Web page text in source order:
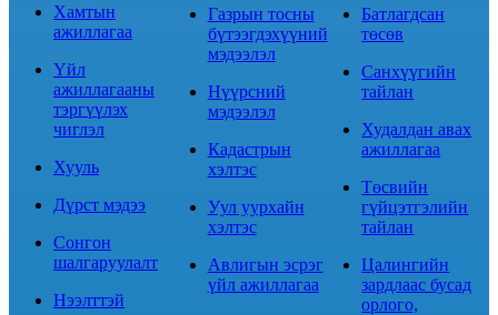
Хамтын
ажиллагаа
Үйл
ажиллагааны
тэргүүлэх
чиглэл
Хууль
Дүрст мэдээ
Сонгон
шалгаруулалт
Нээлттэй
Газрын тосны
бүтээгдэхүүний
мэдээлэл
Нүүрсний
мэдээлэл
Кадастрын
хэлтэс
Уул уурхайн
хэлтэс
Авлигын эсрэг
үйл ажиллагаа
Батлагдсан
төсөв
Санхүүгийн
тайлан
Худалдан авах
ажиллагаа
Төсвийн
гүйцэтгэлийн
тайлан
Цалингийн
зардлаас бусад
орлого,